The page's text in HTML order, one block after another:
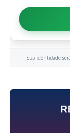
Sua identidade